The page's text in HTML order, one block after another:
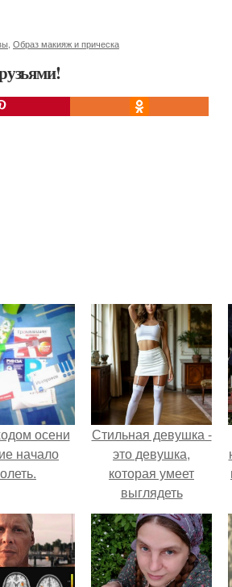
Образ макияж и прическа
осени
начало
Стильная девушка -
это девушка,
которая умеет
выглядеть
привлекательно и
элегантно в любои
ситуации.